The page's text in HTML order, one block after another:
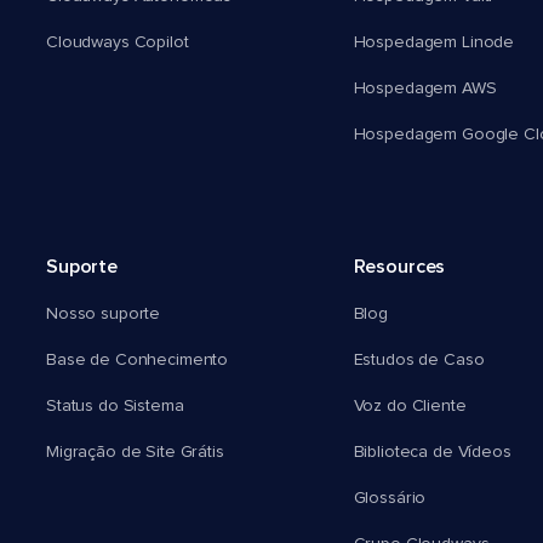
Cloudways Copilot Hospedagem Linode
Hospedagem AWS
Hospedagem Google
Suporte
Nosso suporte
Base de Conhecimento
Status do Sistema
Migração de Site Grátis
Resources
Blog
Estudos de Caso
Voz do Cliente
Biblioteca de Vídeos
Glossário